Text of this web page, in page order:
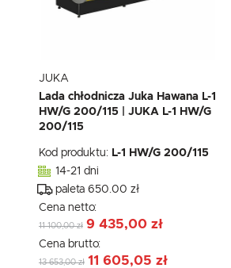
JUKA
Lada chłodnicza Juka Hawana L-1
HW/G 200/115 | JUKA L-1 HW/G
200/115
Kod produktu: L-1 HW/G 200/115
14-21 dni
paleta 650.00 zł
Cena netto:
11 100,00 zł 9 435,00 zł
Cena brutto:
13 653,00 zł 11 605,05 zł